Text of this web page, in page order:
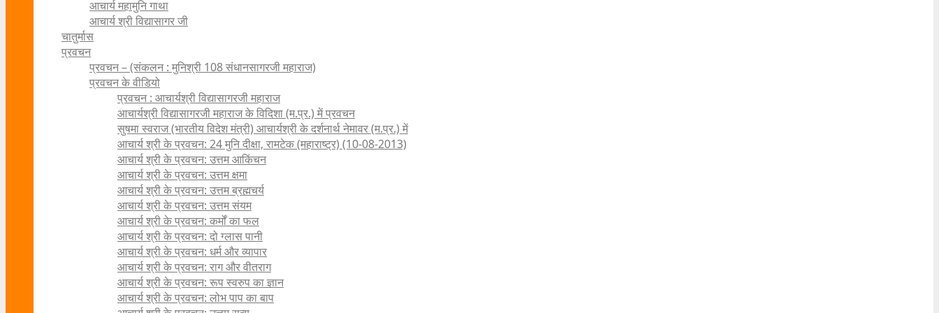
आचार्य महामुनि गाथा
आचार्य श्री विद्यासागर जी
चातुर्मास
प्रवचन
प्रवचन – (संकलन : मुनिश्री 108 संधानसागरजी महाराज)
प्रवचन के वीडियो
प्रवचन : आचार्यश्री ‍विद्यासागरजी महाराज
आचार्यश्री विद्यासागरजी महाराज के विदिशा (म.प्र.) में प्रवचन
सुषमा स्वराज (भारतीय विदेश मंत्री) आचार्यश्री के दर्शनार्थ नेमावर (म.प्र.) में
आचार्य श्री के प्रवचन: 24 मुनि दीक्षा, रामटेक (महाराष्ट्र) (10-08-2013)
आचार्य श्री के प्रवचन: उत्तम आकिंचन
आचार्य श्री के प्रवचन: उत्तम क्षमा
आचार्य श्री के प्रवचन: उत्तम ब्रह्मचर्य
आचार्य श्री के प्रवचन: उत्तम संयम
आचार्य श्री के प्रवचन: कर्मों का फल
आचार्य श्री के प्रवचन: दो ग्लास पानी
आचार्य श्री के प्रवचन: धर्म और व्यापार
आचार्य श्री के प्रवचन: राग और वीतराग
आचार्य श्री के प्रवचन: रूप स्वरुप का ज्ञान
आचार्य श्री के प्रवचन: लोभ पाप का बाप